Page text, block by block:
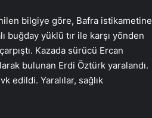
bilgiye göre, Bafra istikametine
buğday yüklü tır ile karşı yönden
Kazada sürücü Ercan
bulunan Erdi Öztürk yaralandı.
edildi. Yaralılar, sağlık
İki yılda 302 restorasyon
Her çocuk bir kahraman